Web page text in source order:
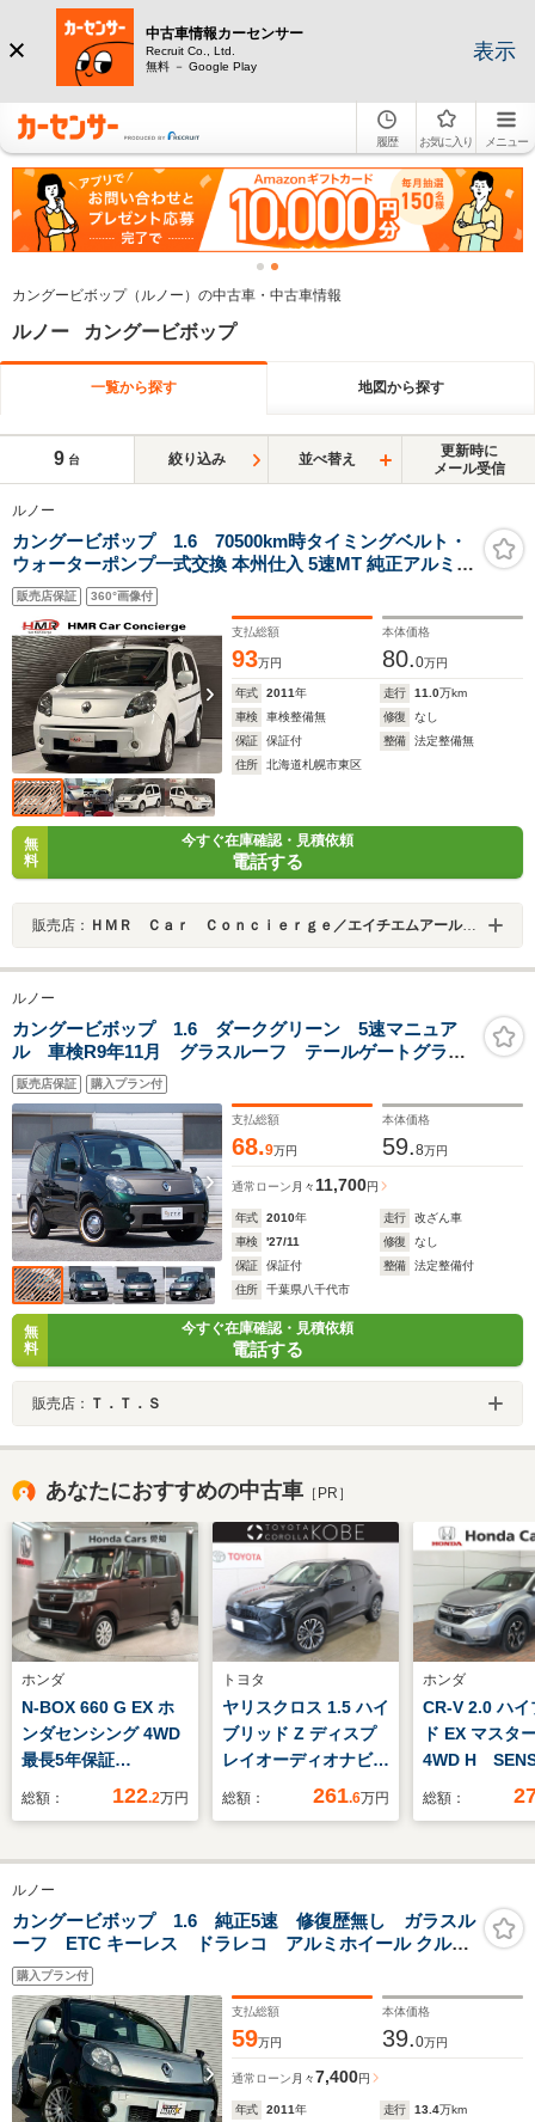
中古車情報カーセンサー
Recruit Co., Ltd.
無料 － Google Play
表示
履歴 お気に入り メニュー
カングービボップ（ルノー）の中古車・中古車情報
ルノー カングービボップ
一覧から探す 地図から探す
9 台 絞り込み 並べ替え
更新時に
メール受信
ルノー
カングービボップ 1.6 70500km時タイミングベルト・
ウォーターポンプ一式交換 本州仕入 5速MT 純正アルミホ
イール バックセンサー LEDヘッドライト
販売店保証 360°画像付
支払総額
93万円
本体価格
80.0万円
年式 2011年 走行 11.0万km
車検
車検整備無 修復
なし
保証
保証付 整備
法定整備無
住所
北海道札幌市東区
無
料
今すぐ在庫確認・見積依頼
電話する
販売店： ＨＭＲ Ｃａｒ Ｃｏｎｃｉｅｒｇｅ／エイチエムアールカーコンシェルジュ
ルノー
カングービボップ 1.6 ダークグリーン 5速マニュア
ル 車検R9年11月 グラスルーフ テールゲートグラ
ス クリムソン16インチ ホワイトリボンタイヤ ヒッ
チメンバー付 クルコン ETC 保証書 取説 Sキー
複数点検記録簿
販売店保証 購入プラン付
支払総額
68.9万円
本体価格
59.8万円
通常ローン 月々11,700円
年式 2010年 走行
改ざん車
車検
'27/11 修復
なし
保証
保証付 整備
法定整備付
住所
千葉県八千代市
無
料
今すぐ在庫確認・見積依頼
電話する
販売店： Ｔ．Ｔ．Ｓ
あなたにおすすめの中古車 ［PR］
ホンダ
N-BOX 660 G EX ホ
ンダセンシング 4WD
最長5年保証
Bluetooth対応ナビ両
総額： 122.2万円
トヨタ
ヤリスクロス 1.5 ハイ
ブリッド Z ディスプ
レイオーディオナビ
パノラミックビューモ
キングアシスト パワ
ルミ LEDヘッドライ
ト ETC2.0 D席パ
ーター
総額： 261.6万円
ホンダ
CR-V 2.0 ハイ
ド EX マスタ
4WD H
サンル-フ 最
TV Rカメラ
DVD ETC
イト VSA
フォグ
総額：
ルノー
カングービボップ 1.6 純正5速 修復歴無し ガラスル
ーフ ETC キーレス ドラレコ アルミホイール クルコ
ン ディーラー車
購入プラン付
支払総額
59万円
本体価格
39.0万円
通常ローン 月々7,400円
年式 2011年 走行 13.4万km